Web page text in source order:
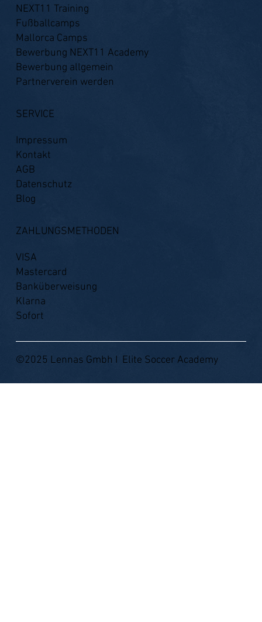
NEXT11 Training
Fußballcamps
Mallorca Camps
Bewerbung NEXT11 Academy
Bewerbung allgemein
Partnerverein werden
SERVICE
Impressum
Kontakt
AGB
Datenschutz
Blog
ZAHLUNGSMETHODEN
VISA
Mastercard
Banküberweisung
Klarna
Sofort
©2025 Lennas Gmbh I Elite Soccer Academy